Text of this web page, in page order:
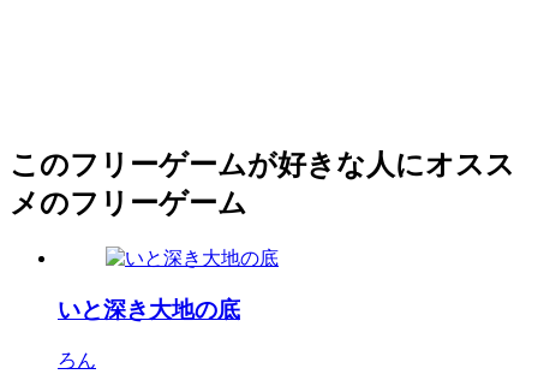
このフリーゲームが好きな人にオスス
メのフリーゲーム
いと深き大地の底
ろん